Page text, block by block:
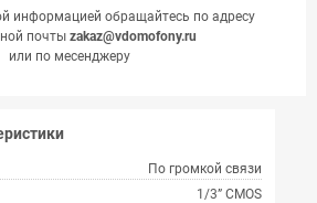
информацией обращайтесь по адресу
почты zakaz@vdomofony.ru
или по месенджеру
По громкой связи
1/3” CMOS